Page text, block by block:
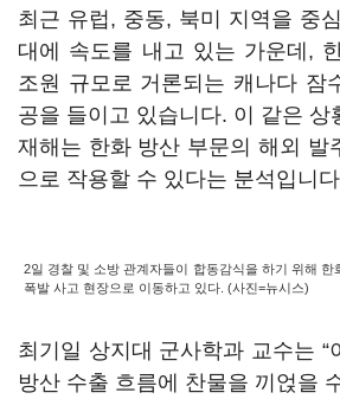
최근 유럽, 중동, 북미 지역을 중
대에 속도를 내고 있는 가운데,
조원 규모로 거론되는 캐나다 잠
공을 들이고 있습니다. 이 같은 상
재해는 한화 방산 부문의 해외 발
으로 작용할 수 있다는 분석입니
2일 경찰 및 소방 관계자들이 합동감식을 하기 위해 한
폭발 사고 현장으로 이동하고 있다. (사진=뉴시스)
최기일 상지대 군사학과 교수는 “
방산 수출 흐름에 찬물을 끼얹을